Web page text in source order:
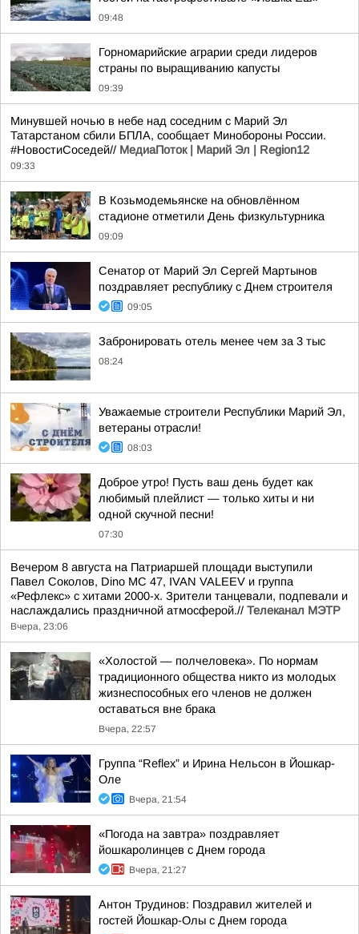
09:48
Горномарийские аграрии среди лидеров
страны по выращиванию капусты
09:39
Минувшей ночью в небе над соседним с Марий Эл
Татарстаном сбили БПЛА, сообщает Минобороны России.
#НовостиСоседей// МедиаПоток | Марий Эл | Region12
09:33
В Козьмодемьянске на обновлённом
стадионе отметили День физкультурника
09:09
Сенатор от Марий Эл Сергей Мартынов
поздравляет республику с Днем строителя
09:05
Забронировать отель менее чем за 3 тыс
08:24
Уважаемые строители Республики Марий Эл,
ветераны отрасли!
08:03
Доброе утро! Пусть ваш день будет как
любимый плейлист — только хиты и ни
одной скучной песни!
07:30
Вечером 8 августа на Патриаршей площади выступили
Павел Соколов, Dino MC 47, IVAN VALEEV и группа
«Рефлекс» с хитами 2000-х. Зрители танцевали, подпевали и
наслаждались праздничной атмосферой.// Телеканал МЭТР
Вчера, 23:06
«Холостой — полчеловека». По нормам
традиционного общества никто из молодых
жизнеспособных его членов не должен
оставаться вне брака
Вчера, 22:57
Группа “Reflex” и Ирина Нельсон в Йошкар-
Оле
Вчера, 21:54
«Погода на завтра» поздравляет
йошкаролинцев с Днем города
Вчера, 21:27
Антон Трудинов: Поздравил жителей и
гостей Йошкар-Олы с Днем города